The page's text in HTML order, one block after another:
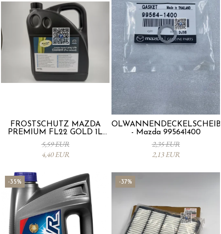
FROSTSCHUTZ MAZDA
PREMIUM FL22 GOLD 1L
L247CL005 4X
5,59 EUR
4,40 EUR
- Mazda 995641400
2,35 EUR
2,13 EUR
-35% -37%